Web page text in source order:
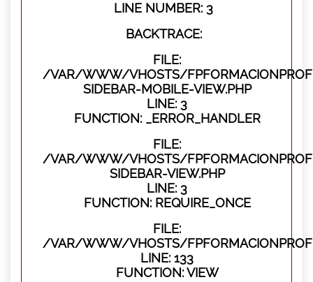
LINE NUMBER: 3
BACKTRACE:
FILE:
/VAR/WWW/VHOSTS/
SIDEBAR-MOBILE-VIEW.PHP
LINE: 3
FUNCTION: _ERROR_HANDLER
FILE:
/VAR/WWW/VHOSTS/
SIDEBAR-VIEW.PHP
LINE: 3
FUNCTION: REQUIRE_ONCE
FILE:
/VAR/WWW/VHOSTS/
LINE: 133
FUNCTION: VIEW